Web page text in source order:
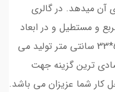
آن میدهد. در گالری
و مستطیل و در ابعاد
استاندارد 35*35، 40*40، 45*45 و 50*33 سانتی متر تولید می
ترین گزینه جهت
کار شما عزیزان می باشد.